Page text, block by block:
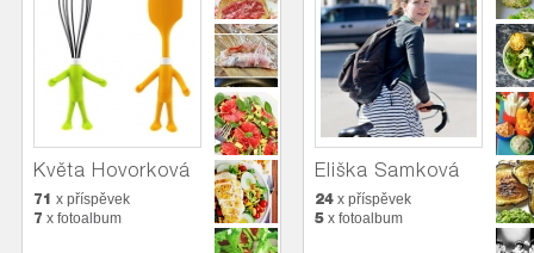
Květa Hovorková
71 x příspěvek
7 x fotoalbum
Eliška Samková
24 x příspěvek
5 x fotoalbum